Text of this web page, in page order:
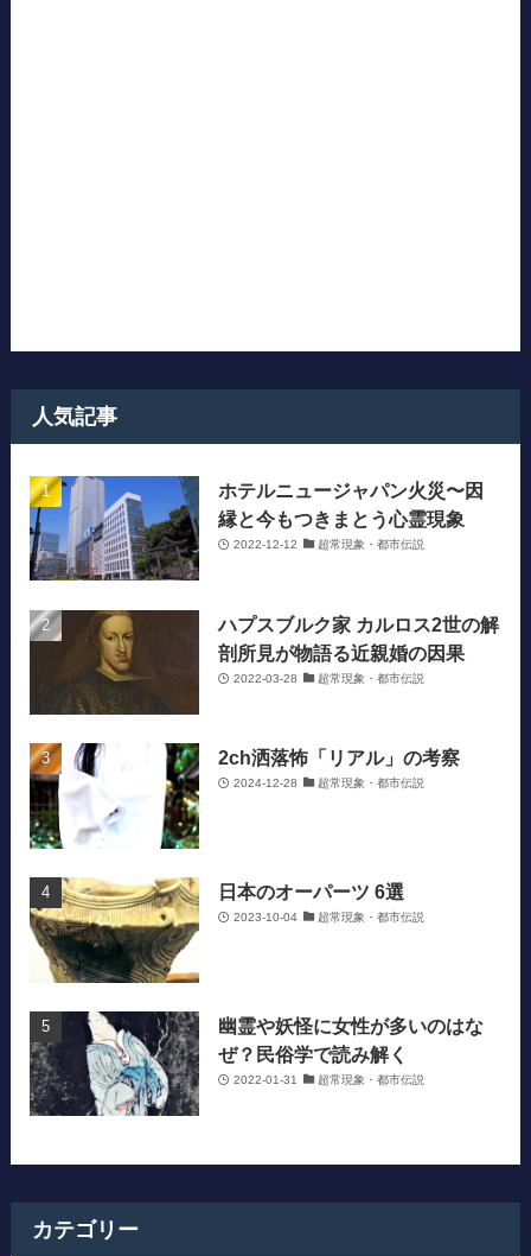
人気記事
ホテルニュージャパン火災〜因
縁と今もつきまとう心霊現象
2022-12-12 超常現象・都市伝説
ハプスブルク家 カルロス2世の解
剖所見が物語る近親婚の因果
2022-03-28 超常現象・都市伝説
2ch洒落怖「リアル」の考察
2024-12-28 超常現象・都市伝説
日本のオーパーツ 6選
2023-10-04 超常現象・都市伝説
幽霊や妖怪に女性が多いのはな
ぜ？民俗学で読み解く
2022-01-31 超常現象・都市伝説
カテゴリー